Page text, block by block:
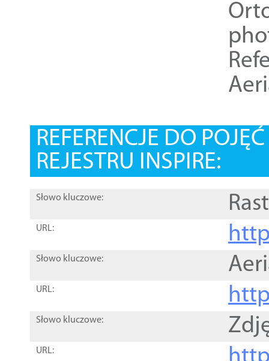
REFERENCJE DO
REJESTRU INSPIRE:
Słowo kluczowe:
URL:
Słowo kluczowe:
URL:
Słowo kluczowe:
URL: